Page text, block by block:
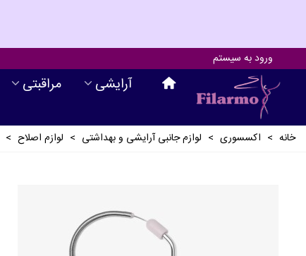
ورود به سیستم
آرايشی مراقبتی
خانه > اکسسوری > لوازم جانبی آرايشی و بهداشتی > لوازم اصلاح >